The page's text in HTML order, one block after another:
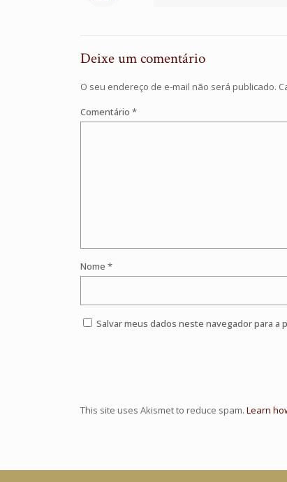
Deixe um comentário
O seu endereço de e-mail não será publicado.
Comentário *
Nome *
Salvar meus dados neste navegador para a
This site uses Akismet to reduce spam. Learn